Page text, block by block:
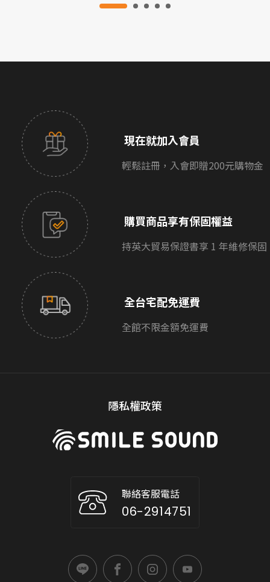
現在就加入會員
輕鬆註冊，入會即贈200元購物金
購買商品享有保固權益
持英大貿易保證書享 1 年維修保固
全台宅配免運費
全館不限金額免運費
隱私權政策
聯絡客服電話
06-2914751